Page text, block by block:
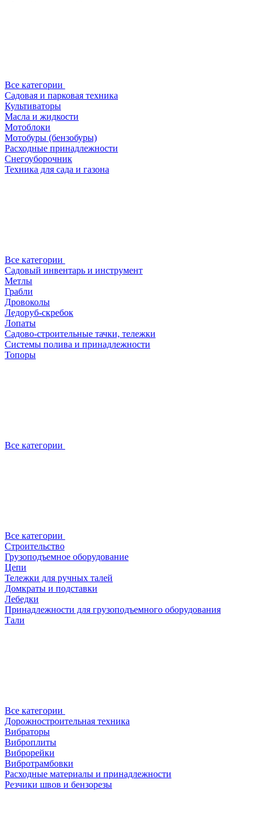
Все категории
Садовая и парковая техника
Культиваторы
Масла и жидкости
Мотоблоки
Мотобуры (бензобуры)
Расходные принадлежности
Снегоуборочник
Техника для сада и газона
Все категории
Садовый инвентарь и инструмент
Метлы
Грабли
Дровоколы
Ледоруб-скребок
Лопаты
Садово-строительные тачки, тележки
Системы полива и принадлежности
Топоры
Все категории
Все категории
Строительство
Грузоподъемное оборудование
Цепи
Тележки для ручных талей
Домкраты и подставки
Лебедки
Принадлежности для грузоподъемного оборудования
Тали
Все категории
Дорожностроительная техника
Вибраторы
Виброплиты
Виброрейки
Вибротрамбовки
Расходные материалы и принадлежности
Резчики швов и бензорезы